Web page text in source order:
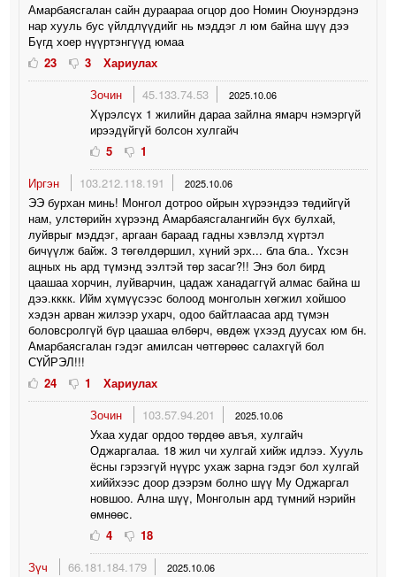
Амарбаясгалан сайн дураараа огцор доо Номин Оюунэрдэнэ
нар хууль бус үйлдлүүдийг нь мэддэг л юм байна шүү дээ
Бүгд хоер нүүртэнгүүд юмаа
23
3
Хариулах
Зочин
45.133.74.53 2025.10.06
Хүрэлсүх 1 жилийн дараа зайлна ямарч нэмэргүй
ирээдүйгүй болсон хулгайч
5
1
Иргэн
103.212.118.191 2025.10.06
ЭЭ бурхан минь! Монгол дотроо ойрын хүрээндээ төдийгүй
нам, улстөрийн хүрээнд Амарбаясгалангийн бүх булхай,
луйврыг мэддэг, аргаан бараад гадны хэвлэлд хүртэл
бичүүлж байж. 3 төгөлдөршил, хүний эрх... бла бла.. Үхсэн
ацных нь ард түмэнд ээлтэй төр засаг?!! Энэ бол бирд
цаашаа хорчин, луйварчин, цадаж ханадаггүй алмас байна ш
дээ.кккк. Ийм хүмүүсээс болоод монголын хөгжил хойшоо
хэдэн арван жилээр ухарч, одоо байтлаасаа ард түмэн
боловсролгүй бүр цаашаа өлбөрч, өвдөж үхээд дуусах юм бн.
Амарбаясгалан гэдэг амилсан чөтгөрөөс салахгүй бол
СҮЙРЭЛ!!!
24
1
Хариулах
Зочин
103.57.94.201 2025.10.06
Ухаа худаг ордоо төрдөө авъя, хулгайч
Оджаргалаа. 18 жил чи хулгай хийж идлээ. Хууль
ёсны гэрээгүй нүүрс ухаж зарна гэдэг бол хулгай
хиййхээс доор дээрэм болно шүү Му Оджаргал
новшоо. Ална шүү, Монголын ард түмний нэрийн
өмнөөс.
4
18
Зүч
66.181.184.179 2025.10.06